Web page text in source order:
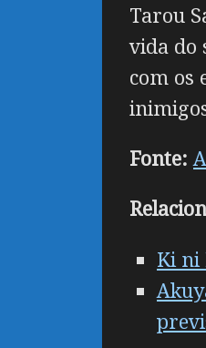
Tarou
vida do
com os
Fonte:
Ki ni